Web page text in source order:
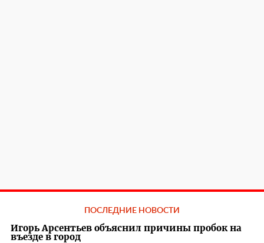
ПОСЛЕДНИЕ НОВОСТИ
Игорь Арсентьев объяснил причины пробок на
въезде в город